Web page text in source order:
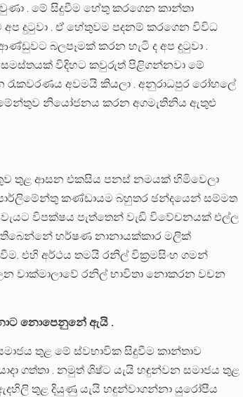
. මේ සිදුවීම හේතු කරගෙන කාන්තා
දුටුවා . ඒ හේතුවම පදනම් කරගෙන විවිධ
බලපෑමක් කරන හැටි ද අප දුටුවා .
විදිහට කවුරුත් පිළිගන්නවා මේ
අවමයි කියලා . අනුරාධපුර රෝහලේ
නියෝජනය කරන අගමැතිනිය ඇතුළු
තුළ ආසන එකසිය පනස් නමයක් හිමිවෙලා
කණ්ඩායම බහුතර ඡන්දයෙන් සම්මත
විපක්ෂය පැත්තෙන් වැඩි විවේචනයක් එල්ල
තිබෙන්නේ හර්ෂණ නානායක්කාර මලික්
එහි අර්ථය තමයි රනිල් වික්‍රමසිංහ ගමන්
වාක්මාලාවේ රනිල් භාවිතා නොකරන වචන
නොපෙනුනේ ඇයි .
තුළ මේ ස්වභාවික සිදුවීම කාන්තාව
ගත්තා . නමුත් ශිෂ්ට යැයි හඳුන්වන සමාජය තුළ
තුළ දියුණු යැයි හඳුන්වාගන්නා යුරෝපීය